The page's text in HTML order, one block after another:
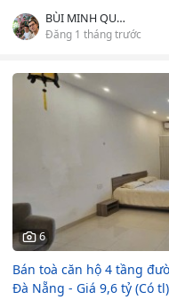
BÙI MINH QUYNH
Đăng 1 tháng trước
6
Bán toà căn hộ 4 tầng
Đà Nẵng - Giá 9,6 tỷ (Có tl)